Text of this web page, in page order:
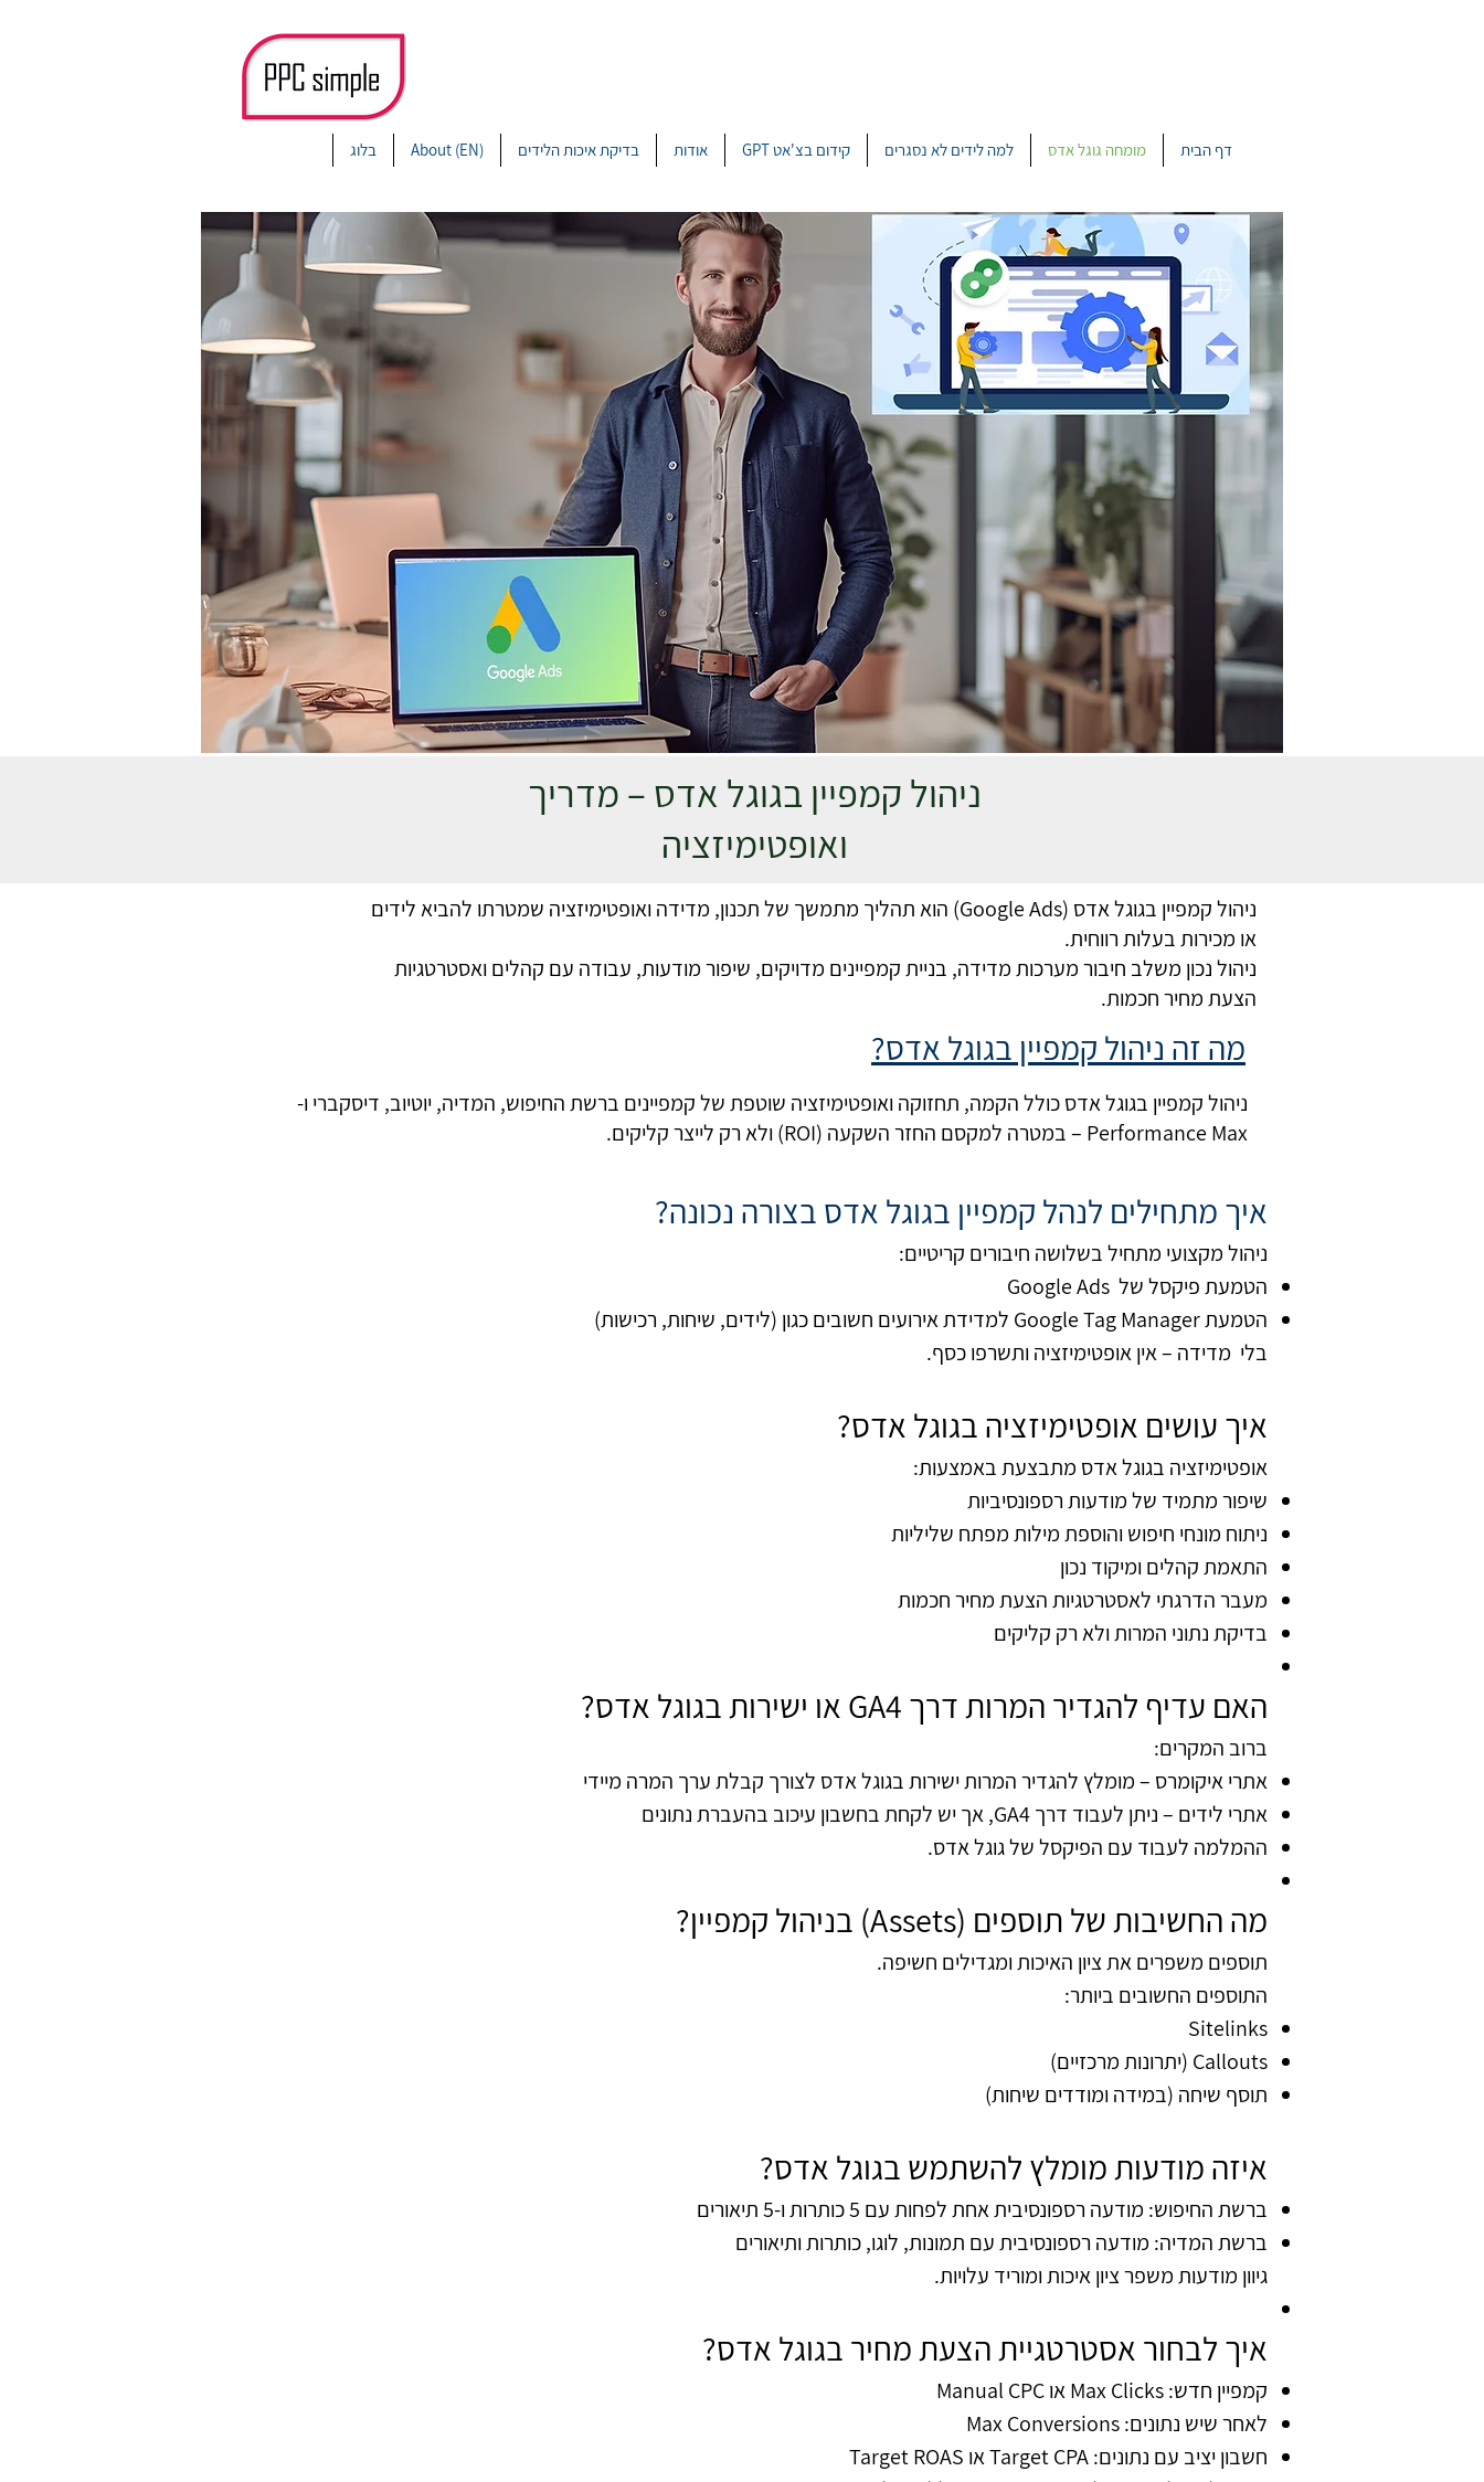
דף הבית מומחה גוגל אדס למה לידים לא נסגרים קידום בצ'אט GPT אודות בדיקת איכות הלידים About (EN) בלוג
ניהול קמפיין בגוגל אדס – מדריך
ואופטימיזציה
ניהול קמפיין בגוגל אדס (Google Ads) הוא תהליך מתמשך של תכנון, מדידה ואופטימיזציה שמטרתו להביא לידים
או מכירות בעלות רווחית.
ניהול נכון משלב חיבור מערכות מדידה, בניית קמפיינים מדויקים, שיפור מודעות, עבודה עם קהלים ואסטרטגיות
הצעת מחיר חכמות.
מה זה ניהול קמפיין בגוגל אדס?
ניהול קמפיין בגוגל אדס כולל הקמה, תחזוקה ואופטימיזציה שוטפת של קמפיינים ברשת החיפוש, המדיה, יוטיוב, דיסקברי ו-
Performance Max – במטרה למקסם החזר השקעה (ROI) ולא רק לייצר קליקים.
איך מתחילים לנהל קמפיין בגוגל אדס בצורה נכונה?
ניהול מקצועי מתחיל בשלושה חיבורים קריטיים:
הטמעת פיקסל של Google Ads
הטמעת Google Tag Manager למדידת אירועים חשובים כגון
(לידים, שיחות, רכישות)
בלי מדידה – אין אופטימיזציה ותשרפו כסף.
איך עושים אופטימיזציה בגוגל אדס?
אופטימיזציה בגוגל אדס מתבצעת באמצעות:
שיפור מתמיד של מודעות רספונסיביות
ניתוח מונחי חיפוש והוספת מילות מפתח שליליות
התאמת קהלים ומיקוד נכון
מעבר הדרגתי לאסטרטגיות הצעת מחיר חכמות
בדיקת נתוני המרות ולא רק קליקים
האם עדיף להגדיר המרות דרך GA4 או ישירות בגוגל אדס?
ברוב המקרים:
אתרי איקומרס – מומלץ להגדיר המרות ישירות בגוגל אדס לצורך קבלת ערך המרה מיידי
אתרי לידים – ניתן לעבוד דרך GA4, אך יש לקחת בחשבון עיכוב בהעברת נתונים
​ההמלמה לעבוד עם הפיקסל של גוגל אדס.
מה החשיבות של תוספים (Assets) בניהול קמפיין?
תוספים משפרים את ציון האיכות ומגדילים חשיפה.
התוספים החשובים ביותר:
Sitelinks
Callouts (יתרונות מרכזיים)
תוסף שיחה (במידה ומודדים שיחות​)
איזה מודעות מומלץ להשתמש בגוגל אדס?
ברשת החיפוש: מודעה רספונסיבית אחת לפחות עם 5 כותרות ו-5 תיאורים
ברשת המדיה: מודעה רספונסיבית עם תמונות, לוגו, כותרות ותיאורים
גיוון מודעות משפר ציון איכות ומוריד עלויות.
איך לבחור אסטרטגיית הצעת מחיר בגוגל אדס?
קמפיין חדש: Max Clicks או Manual CPC
לאחר שיש נתונים: Max Conversions
חשבון יציב עם נתונים: Target CPA או Target ROAS